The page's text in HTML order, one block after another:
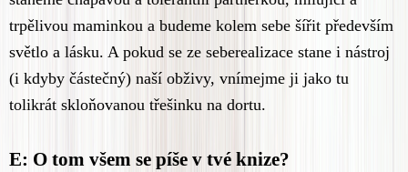
trpělivou maminkou a budeme kolem sebe šířit především
světlo a lásku. A pokud se ze seberealizace stane i nástroj
(i kdyby částečný) naší obživy, vnímejme ji jako tu
tolikrát skloňovanou třešinku na dortu.
E: O tom všem se píše v tvé knize?